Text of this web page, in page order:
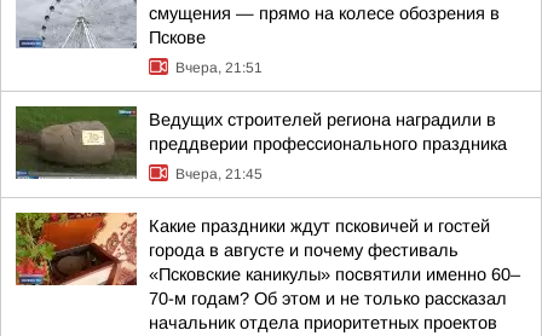
смущения — прямо на колесе обозрения в
Пскове
Вчера, 21:51
Ведущих строителей региона наградили в
преддверии профессионального праздника
Вчера, 21:45
Какие праздники ждут псковичей и гостей
города в августе и почему фестиваль
«Псковские каникулы» посвятили именно 60–
70-м годам? Об этом и не только рассказал
начальник отдела приоритетных проектов